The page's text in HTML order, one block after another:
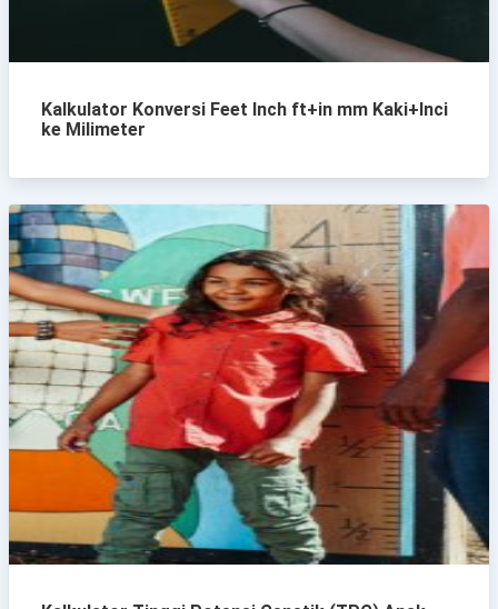
Kalkulator Konversi Feet Inch ft+in mm Kaki+Inci
ke Milimeter